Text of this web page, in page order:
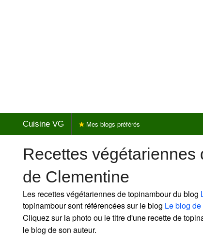
Cuisine VG Mes blogs préférés
Recettes végétariennes
de Clementine
Les recettes végétariennes de topinambour du blog
topinambour sont référencées sur le blog Le blog
Cliquez sur la photo ou le titre d'une recette de
le blog de son auteur.